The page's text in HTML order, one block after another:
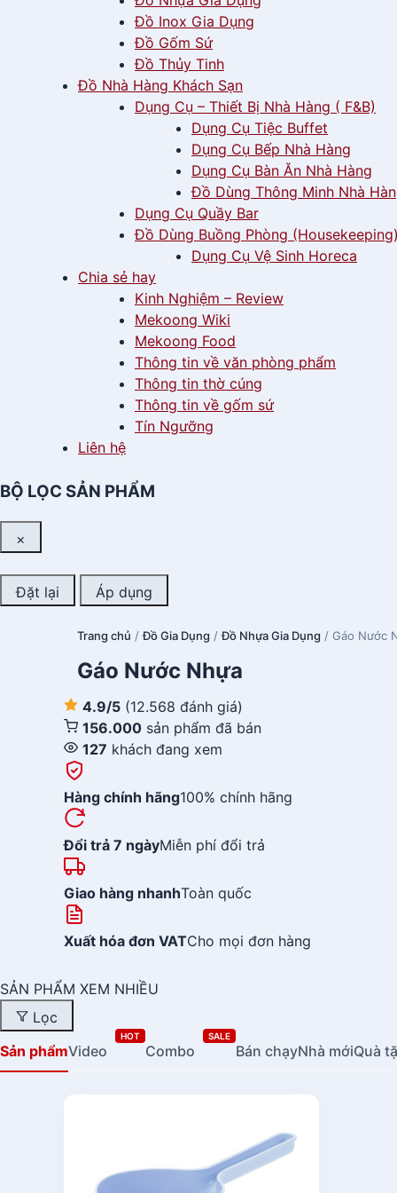
Đồ Inox Gia Dụng
Đồ Gốm Sứ
Đồ Thủy Tinh
Đồ Nhà Hàng Khách Sạn
Dụng Cụ – Thiết Bị Nhà Hàng ( F&B)
Dụng Cụ Tiệc Buffet
Dụng Cụ Bếp Nhà Hàng
Dụng Cụ Bàn Ăn Nhà Hàng
Đồ Dùng Thông Minh Nhà
Dụng Cụ Quầy Bar
Đồ Dùng Buồng Phòng
Dụng Cụ Vệ Sinh Horeca
Chia sẻ hay
Kinh Nghiệm – Review
Mekoong Wiki
Mekoong Food
Thông tin về văn phòng phẩm
Thông tin thờ cúng
Thông tin về gốm sứ
Tín Ngưỡng
Liên hệ
BỘ LỌC SẢN PHẨM
×
Đặt lại Áp dụng
Trang chủ /Đồ Gia Dụng /Đồ Nhựa Gia Dụng / Gáo Nước
Gáo Nước Nhựa
4.9/5 (12.568 đánh giá)
156.000 sản phẩm đã bán
127 khách đang xem
Hàng chính hãng100% chính hãng
Đổi trả 7 ngàyMiễn phí đổi trả
Giao hàng nhanhToàn quốc
Xuất hóa đơn VATCho mọi đơn hàng
SẢN PHẨM XEM NHIỀU
Lọc
Sản phẩmVideo
HOT
Combo
SALE
Bán chạyNhà mớiQuà